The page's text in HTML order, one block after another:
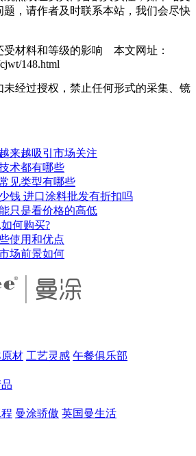
，请作者及时联系本站，我们会尽快
受材料和等级的影响 本文网址：
148.html
经过授权，禁止任何形式的采集、镜
来越吸引市场关注
术都有哪些
见类型有哪些
钱 进口涂料批发有折扣吗
只是看价格的高低
何购买?
使用和优点
场前景如何
材 工艺灵感 午餐俱乐部
曼涂骄傲 英国曼生活